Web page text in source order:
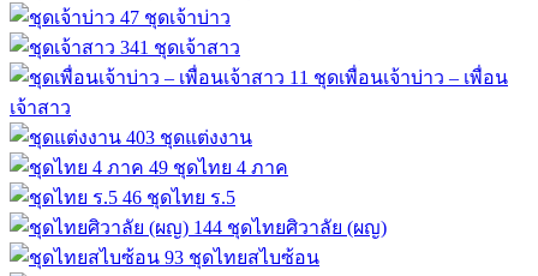
47 ชุดเจ้าบ่าว
341 ชุดเจ้าสาว
11 ชุดเพื่อนเจ้าบ่าว – เพื่อน
เจ้าสาว
403 ชุดแต่งงาน
49 ชุดไทย 4 ภาค
46 ชุดไทย ร.5
144 ชุดไทยศิวาลัย (ผญ)
93 ชุดไทยสไบซ้อน